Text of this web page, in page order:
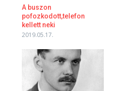
A buszon
pofozkodott,telefon
kellett neki
2019.05.17.